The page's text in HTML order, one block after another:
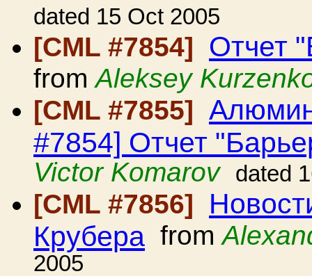
dated 15 Oct 2005
[CML #7854] Отчет
fromAleksey
[CML #7855]
#7854] Отчет
Victor Komarov
dated
[CML #7856]
Крубера from
2005